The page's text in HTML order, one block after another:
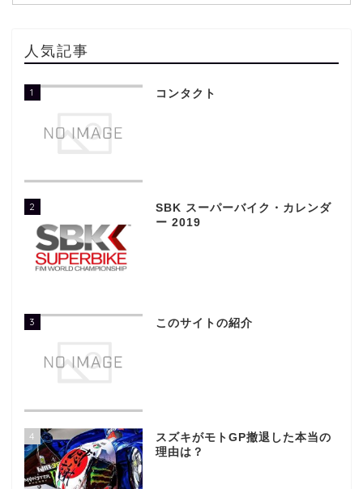
人気記事
1 コンタクト
2
SBK スーパーバイク・カレンダ
ー 2019
3 このサイトの紹介
4
スズキがモトGP撤退した本当の
理由は？